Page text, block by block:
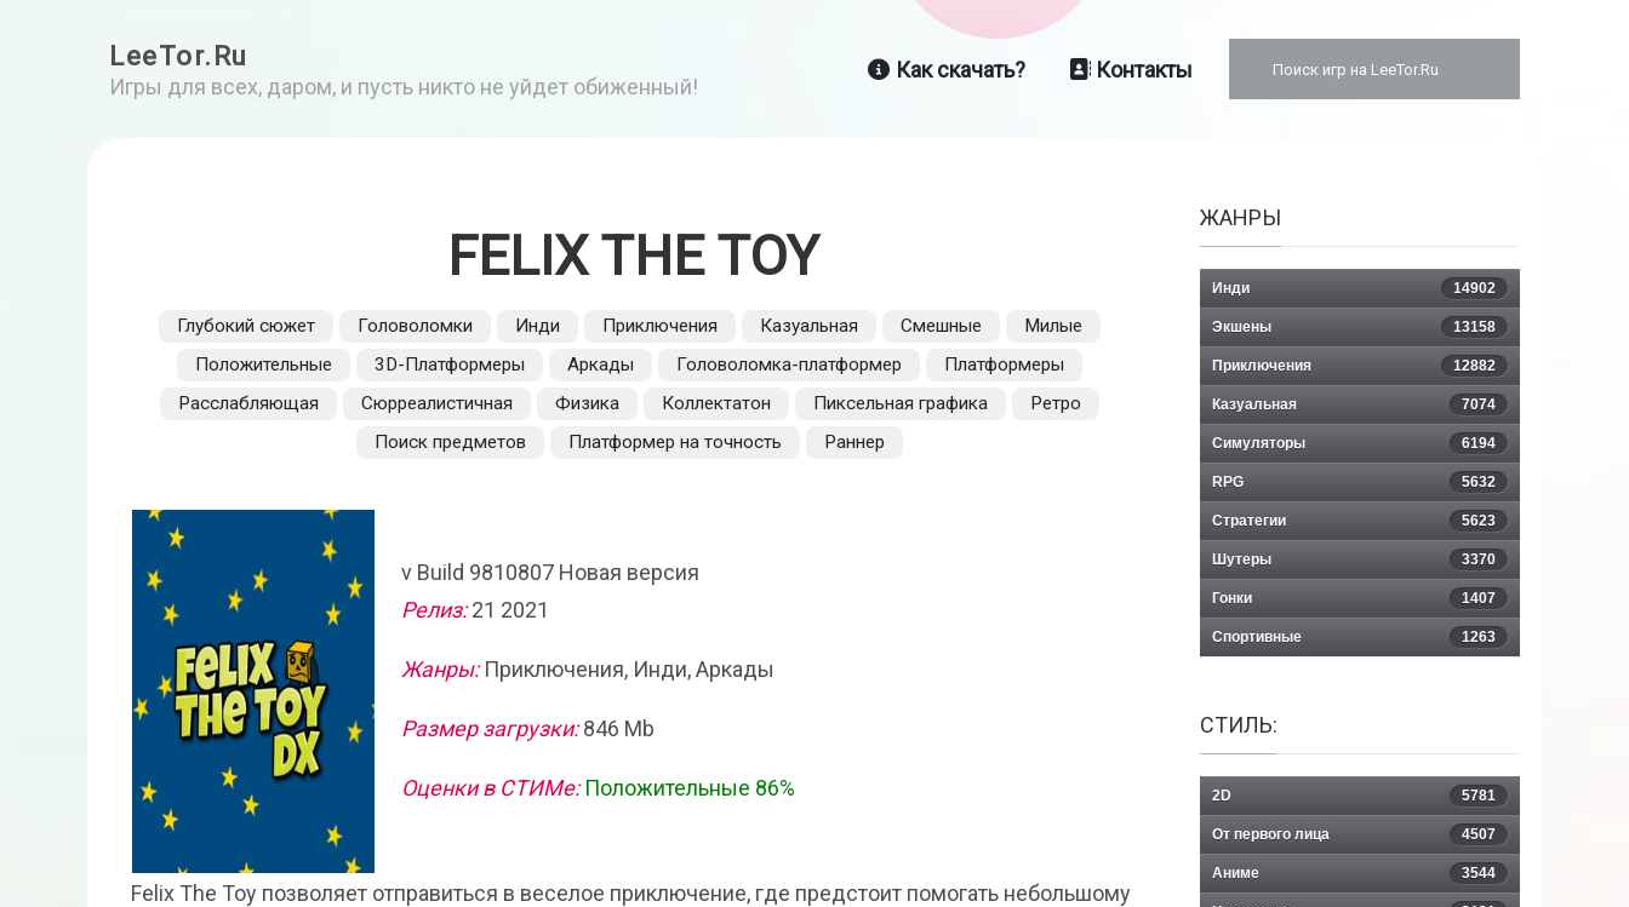
LeeTor.Ru
Игры для всех, даром, и пусть никто не уйдет обиженный!
Как скачать? Контакты
FELIX THE TOY
Глубокий сюжет Головоломки Инди Приключения Казуальная Смешные
Милые
Положительные
3D-Платформеры Аркады Головоломка-платформер
Платформеры
Расслабляющая
Сюрреалистичная Физика Коллектатон Пиксельная графика
Ретро
Поиск предметов
Платформер на точность Раннер
v Build 9810807 Новая версия
Релиз:21 2021
Жанры:Приключения, Инди, Аркады
Размер загрузки:846 Mb
Оценки в СТИМе: Положительные 86%
Felix The Toy позволяет отправиться в веселое приключение, где предстоит помогать небольшому
ЖАНРЫ
Инди 14902
Экшены 13158
Приключения 12882
Казуальная 7074
Симуляторы 6194
RPG 5632
Стратегии 5623
Шутеры 3370
Гонки 1407
Спортивные 1263
СТИЛЬ:
2D 5781
От первого лица 4507
Аниме 3544